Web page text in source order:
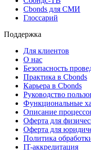
Новости рынка
Research Hub
Сбондс-ТВ
Глоссарий
Поддержка
Для клиентов
О нас
Безопасность
Практика в Cbonds
Карьера в Cbonds
Руководство
Функциональные
Описание